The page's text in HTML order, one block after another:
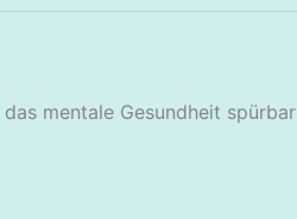
mentale Gesundheit spürbar